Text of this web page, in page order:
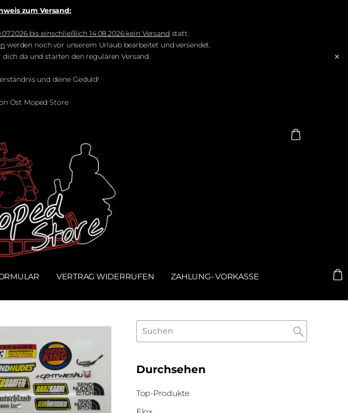
zum Versand:
bis einschließlich 14.08.2026 kein Versand statt.
werden noch vor unserem Urlaub bearbeitet und versendet.
da und starten den regulären Versand.
und deine Geduld!
Ost Moped Store
×
VERTRAG WIDERRUFEN ZAHLUNG- VORKASSE
Durchsehen
Top-Produkte